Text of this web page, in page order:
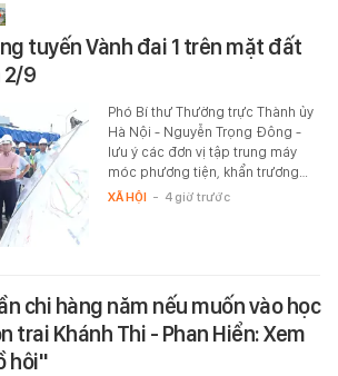
tuyến Vành đai 1 trên mặt đất
2/9
Phó Bí thư Thường trực Thành ủy
Hà Nội - Nguyễn Trọng Đông -
lưu ý các đơn vị tập trung máy
móc phương tiện, khẩn trương…
XÃ HỘI - 4 giờ trước
chi hàng năm nếu muốn vào học
trai Khánh Thi - Phan Hiển: Xem
hôi"